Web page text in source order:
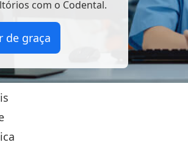
com o Codental.
de graça